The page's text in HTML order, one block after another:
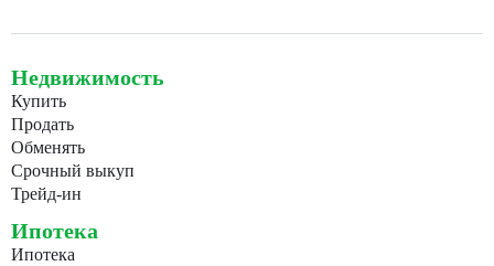
Недвижимость
Купить
Продать
Обменять
Срочный выкуп
Трейд-ин
Ипотека
Ипотека